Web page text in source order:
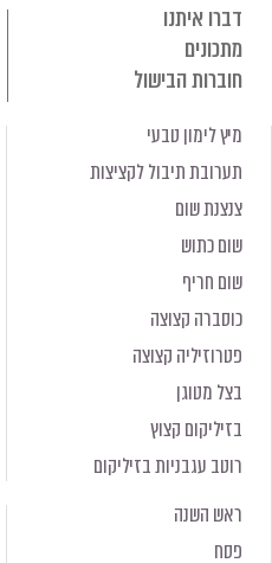
דברו איתנו
מתכונים
חוברות הבישול
מיץ לימון טבעי
תערובת תיבול לקציצות
צנצנת שום
שום כתוש
שום חריף
כוסברה קצוצה
פטרוזיליה קצוצה
בצל מטוגן
בזיליקום קצוץ
רוטב עגבניות בזיליקום
ראש השנה
פסח